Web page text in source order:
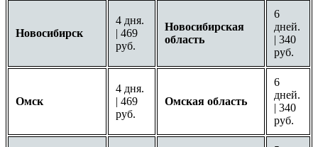
Новосибирск
4 дня.
| 469
руб.
Новосибирская
область
6
дней.
| 340
руб.
Омск
4 дня.
| 469
руб.
Омская область
6
дней.
| 340
руб.